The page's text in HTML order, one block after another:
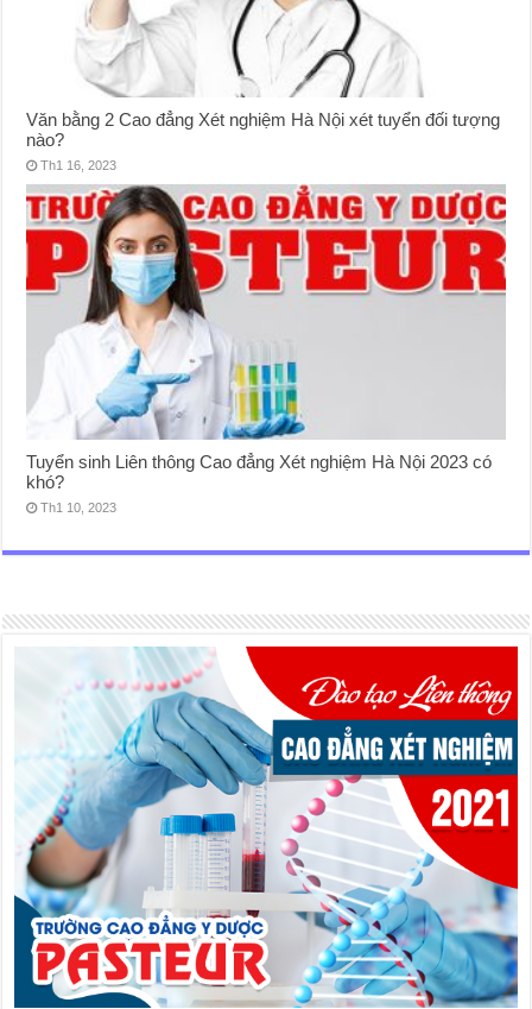
Văn bằng 2 Cao đẳng Xét nghiệm Hà Nội xét tuyển đối tượng
nào?
Th1 16, 2023
Tuyển sinh Liên thông Cao đẳng Xét nghiệm Hà Nội 2023 có
khó?
Th1 10, 2023